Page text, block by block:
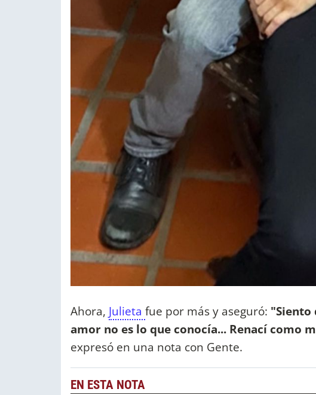
Ahora, Julieta fue por más y aseguró: "Siento
amor no es lo que conocía... Renací como
expresó en una nota con Gente.
EN ESTA NOTA